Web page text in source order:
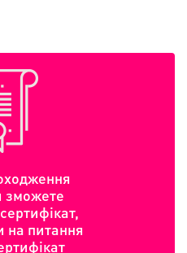
зможете
на питання